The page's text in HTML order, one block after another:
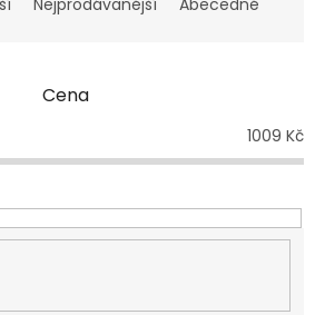
Nejprodávanější Abecedně
Cena
1009 Kč